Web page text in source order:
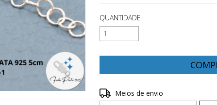
QUANTIDADE
Entregas para o CEP:
Meios de envio